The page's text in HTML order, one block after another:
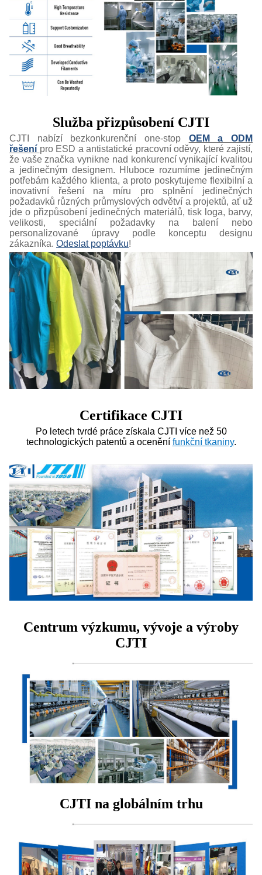
Služba přizpůsobení CJTI
CJTI nabízí bezkonkurenční one-stop OEM a ODM
řešení pro ESD a antistatické pracovní oděvy, které zajistí,
že vaše značka vynikne nad konkurencí vynikající kvalitou
a jedinečným designem. Hluboce rozumíme jedinečným
potřebám každého klienta, a proto poskytujeme flexibilní a
inovativní řešení na míru pro splnění jedinečných
požadavků různých průmyslových odvětví a projektů, ať už
jde o přizpůsobení jedinečných materiálů, tisk loga, barvy,
velikosti, speciální požadavky na balení nebo
personalizované úpravy podle konceptu designu
zákazníka. Odeslat poptávku!
Certifikace CJTI
Po letech tvrdé práce získala CJTI více než 50
technologických patentů a ocenění funkční tkaniny.
Centrum výzkumu, vývoje a výroby
CJTI
CJTI na globálním trhu